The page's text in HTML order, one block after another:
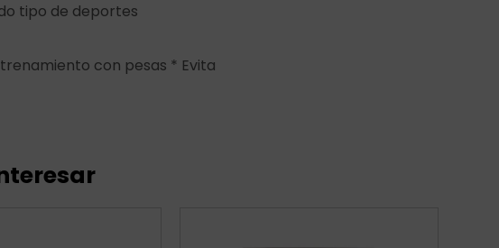
tipo de deportes
con pesas * Evita